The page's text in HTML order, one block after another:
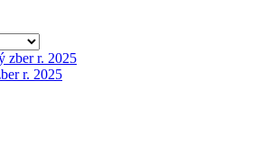
privátnou firmou na
a výberové vína. Ako prví sme
sólo spracované vína z tokajských odrôd
žltý reduktívnou technológiou. Hrozno
technológiami, vrátane riadenej
r. 2025